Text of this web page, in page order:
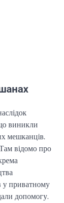
виникли
мешканців.
відомо про
у приватному
допомогу.